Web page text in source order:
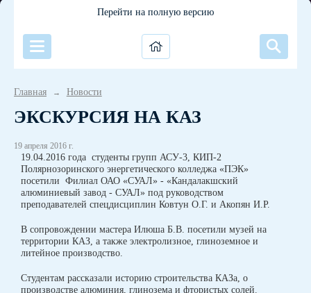
Перейти на полную версию
Главная → Новости
ЭКСКУРСИЯ НА КАЗ
19 апреля 2016 г.
19.04.2016 года студенты групп АСУ-3, КИП-2
Полярнозоринского энергетического колледжа «ПЭК»
посетили Филиал ОАО «СУАЛ» - «Кандалакшский
алюминиевый завод - СУАЛ» под руководством
преподавателей спецдисциплин Ковтун О.Г. и Акопян И.Р.
В сопровождении мастера Илюша Б.В. посетили музей на
территории КАЗ, а также электролизное, глиноземное и
литейное производство.
Студентам рассказали историю строительства КАЗа, о
производстве алюминия, глинозема и фтористых солей.